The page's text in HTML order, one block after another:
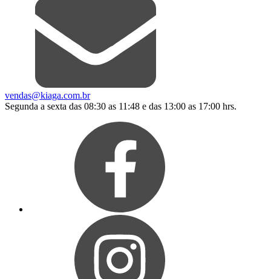
vendas@kiaga.com.br
Segunda a sexta das 08:30 as 11:48 e das 13:00 as 17:00 hrs.